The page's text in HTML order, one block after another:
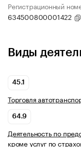
Регистрационный
634500800001422
Виды
45.1
Торговля
64.9
Деятельность по
кроме услуг по